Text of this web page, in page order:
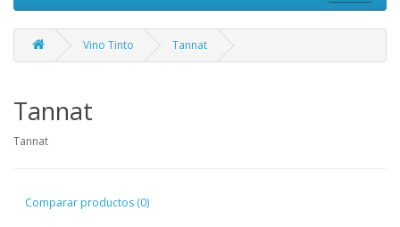
Vino Tinto Tannat
Tannat
Tannat
Comparar productos (0)